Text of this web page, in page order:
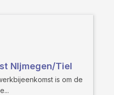
NIjmegen/Tiel
is om de